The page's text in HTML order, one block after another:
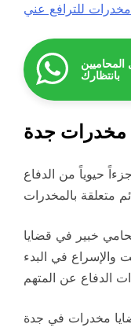
للترافع عني
بانتظارك
جدة
حيوياً من الدفاع
خبير في قضايا
والإسراع في البدء